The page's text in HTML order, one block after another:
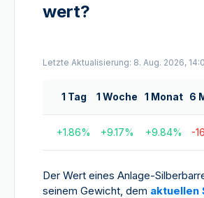
wert?
Letzte Aktualisierung: 8. Aug. 2026,
1 Tag 1 Woche 1 Monat 6
+1.86% +9.17% +9.84% -
Der Wert eines Anlage-
seinem Gewicht, dem aktuellen